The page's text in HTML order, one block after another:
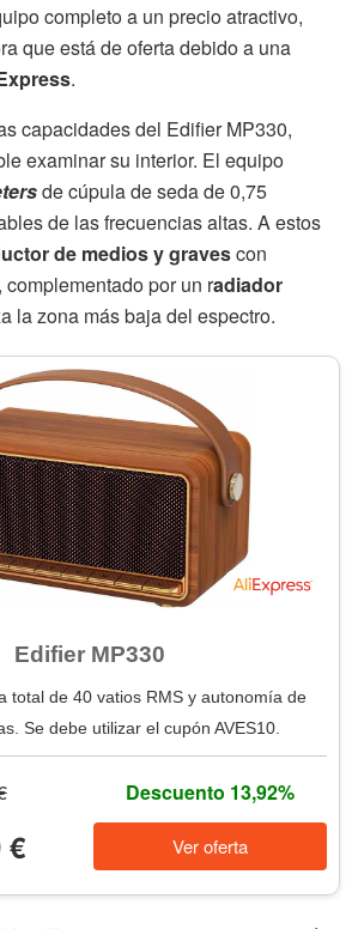
completo a un precio atractivo,
que está de oferta debido a una
.
capacidades del Edifier MP330,
examinar su interior. El equipo
de cúpula de seda de 0,75
de las frecuencias altas. A estos
de medios y gravescon
por un radiador
la zona más baja del espectro.
Edifier MP330
total de 40 vatios RMS y autonomía de
Se debe utilizar el cupón AVES10.
Descuento 13,92%
€ Ver oferta